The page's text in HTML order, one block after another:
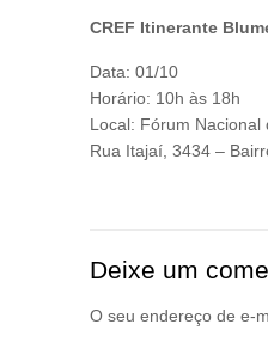
CREF Itinerante
Data: 01/10
Horário: 10h às 18h
Local: Fórum Nacional
Rua Itajaí, 3434 –
Deixe um
O seu endereço de e-